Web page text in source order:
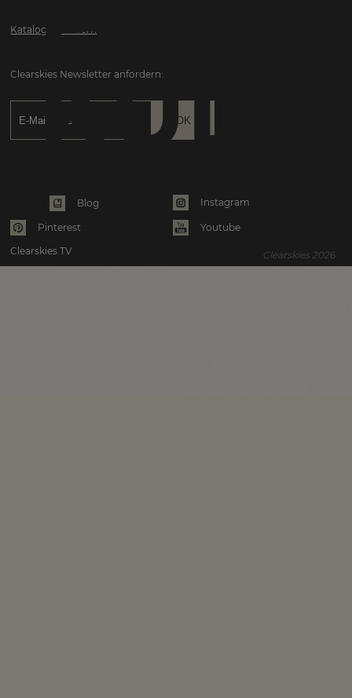
Katalog anfordern
Clearskies Newsletter anfordern:
Blog Instagram
Pinterest
Youtube
Clearskies TV
Clearskies 2026